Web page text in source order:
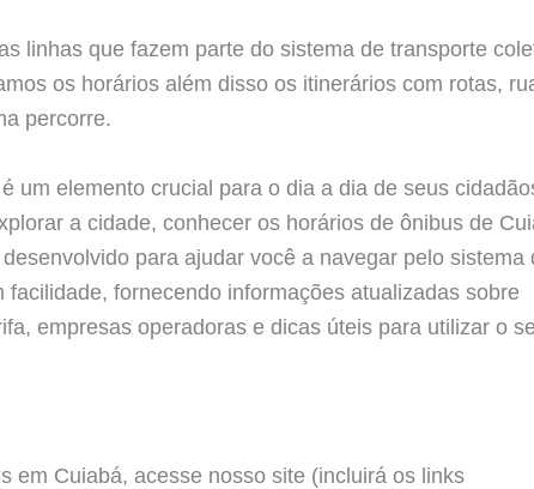
linhas que fazem parte do sistema de transporte
os horários além disso os itinerários com rotas,
percorre.
um elemento crucial para o dia a dia de seus
a cidade, conhecer os horários de ônibus de
para ajudar você a navegar pelo sistema
fornecendo informações atualizadas sobre
empresas operadoras e dicas úteis para utilizar o
em Cuiabá, acesse nosso site (incluirá os links